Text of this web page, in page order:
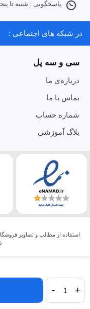
- +
پاسخگویی : شنبه تا پنجشنبه 9 الی 14 و
در شبکه های اجتماعی :
سی و سه پل
درباره‌ی ما
تماس با ما
شماره حساب
بلاگ آموزشی
استفاده از مطالب و تصاویر